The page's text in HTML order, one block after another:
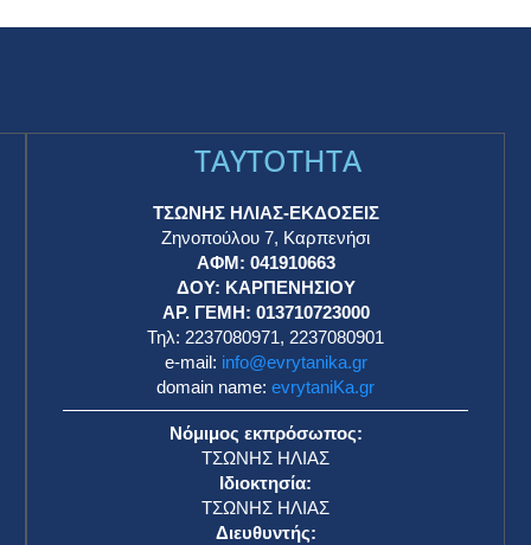
TAYTOTHTA
ΤΣΩΝΗΣ ΗΛΙΑΣ-ΕΚΔΟΣΕΙΣ
Ζηνοπούλου 7, Καρπενήσι
ΑΦΜ: 041910663
ΔΟΥ: ΚΑΡΠΕΝΗΣΙΟΥ
ΑΡ. ΓΕΜΗ: 013710723000
Τηλ: 2237080971, 2237080901
e-mail: info@evrytanika.gr
domain name: evrytaniKa.gr
Νόμιμος εκπρόσωπος:
ΤΣΩΝΗΣ ΗΛΙΑΣ
Ιδιοκτησία:
ΤΣΩΝΗΣ ΗΛΙΑΣ
Διευθυντής: